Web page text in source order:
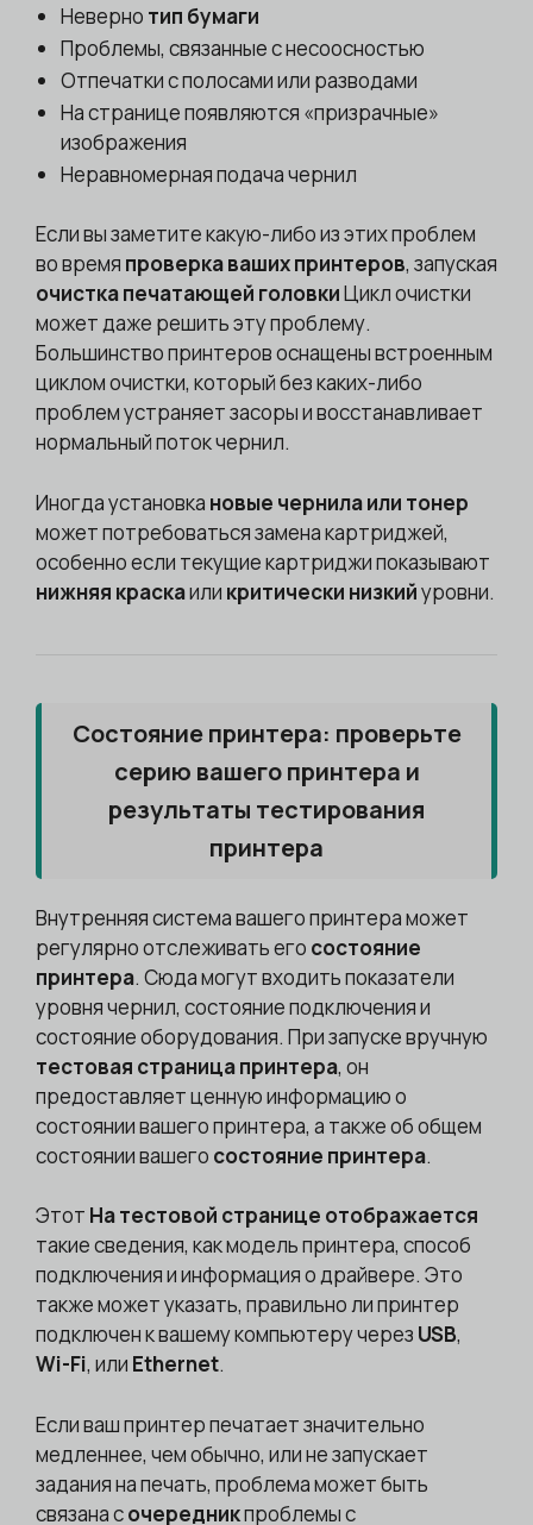
Неверно тип бумаги
Проблемы, связанные с несоосностью
Отпечатки с полосами или разводами
На странице появляются «призрачные»
изображения
Неравномерная подача чернил
Если вы заметите какую-либо из этих проблем
во время проверка ваших принтеров, запуская
очистка печатающей головкиЦикл очистки
может даже решить эту проблему.
Большинство принтеров оснащены встроенным
циклом очистки, который без каких-либо
проблем устраняет засоры и восстанавливает
нормальный поток чернил.
Иногда установка новые чернила или тонер
может потребоваться замена картриджей,
особенно если текущие картриджи показывают
нижняя краскаили критически низкийуровни.
Состояние принтера: проверьте
серию вашего принтера и
результаты тестирования
принтера
Внутренняя система вашего принтера может
регулярно отслеживать его состояние
принтера. Сюда могут входить показатели
уровня чернил, состояние подключения и
состояние оборудования. При запуске вручную
тестовая страница принтера, он
предоставляет ценную информацию о
состоянии вашего принтера, а также об общем
состоянии вашего состояние принтера.
Этот На тестовой странице отображается
такие сведения, как модель принтера, способ
подключения и информация о драйвере. Это
также может указать, правильно ли принтер
подключен к вашему компьютеру через USB,
Wi-Fi, или Ethernet.
Если ваш принтер печатает значительно
медленнее, чем обычно, или не запускает
задания на печать, проблема может быть
связана сочередникпроблемы с